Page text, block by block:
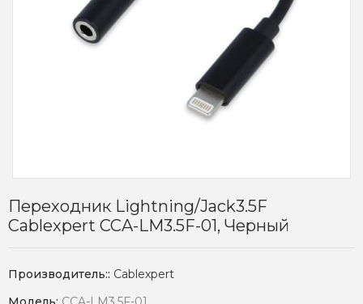
Переходник Lightning/Jack3.5F
Cablexpert CCA-LM3.5F-01, Черный
Производитель:: Cablexpert